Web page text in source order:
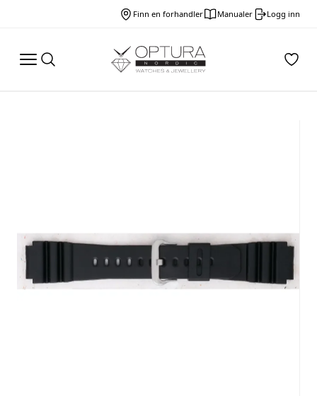
Finn en forhandler Manualer Logg inn